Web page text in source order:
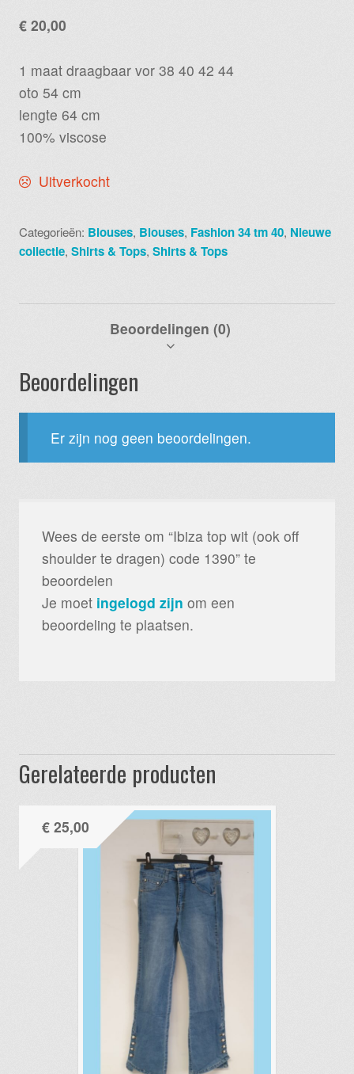
€ 20,00
1 maat draagbaar vor 38 40 42 44
oto 54 cm
lengte 64 cm
100% viscose
Uitverkocht
Categorieën: Blouses, Blouses, Fashion 34 tm 40, Nieuwe
collectie,Shirts & Tops,Shirts & Tops
Beoordelingen (0)
Beoordelingen
Er zijn nog geen beoordelingen.
Wees de eerste om “Ibiza top wit (ook off
shoulder te dragen) code 1390” te
beoordelen
Je moet ingelogd zijn om een
beoordeling te plaatsen.
Gerelateerde producten
€25,00